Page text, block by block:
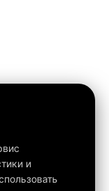
Фатеево, д. 3П,
и